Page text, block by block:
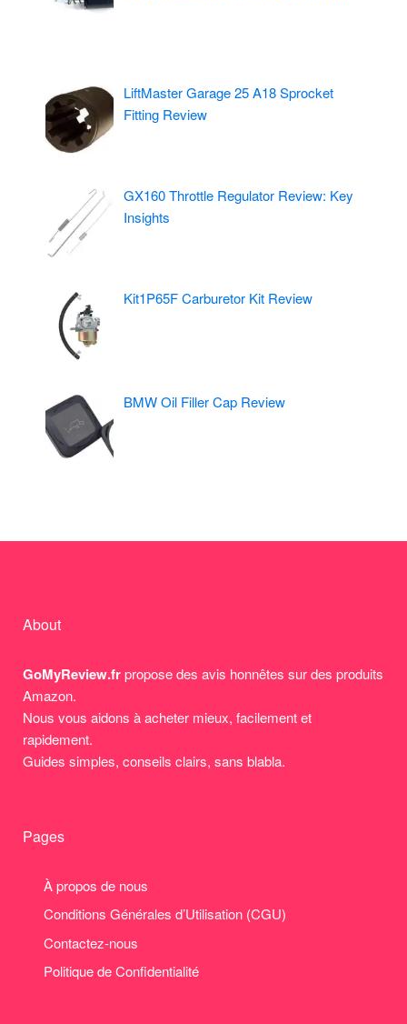
LiftMaster Garage 25 A18 Sprocket
Fitting Review
GX160 Throttle Regulator Review: Key
Insights
Kit1P65F Carburetor Kit Review
BMW Oil Filler Cap Review
About
GoMyReview.frpropose des avis honnêtes sur des produits
Amazon.
Nous vous aidons à acheter mieux, facilement et
rapidement.
Guides simples, conseils clairs, sans blabla.
Pages
À propos de nous
Conditions Générales d’Utilisation (CGU)
Contactez-nous
Politique de Confidentialité